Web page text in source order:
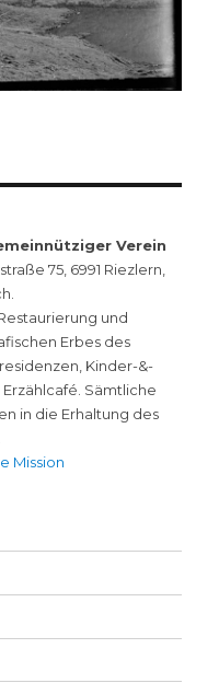
Verein
75, 6991 Riezlern,
und
Erbes des
Kinder-&-
Sämtliche
in die Erhaltung des
Mission